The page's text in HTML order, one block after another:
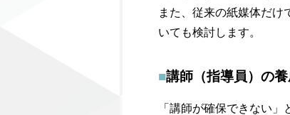
また、従来の紙媒体だ
いても検討します。
■講師（指導員）の
「講師が確保できない